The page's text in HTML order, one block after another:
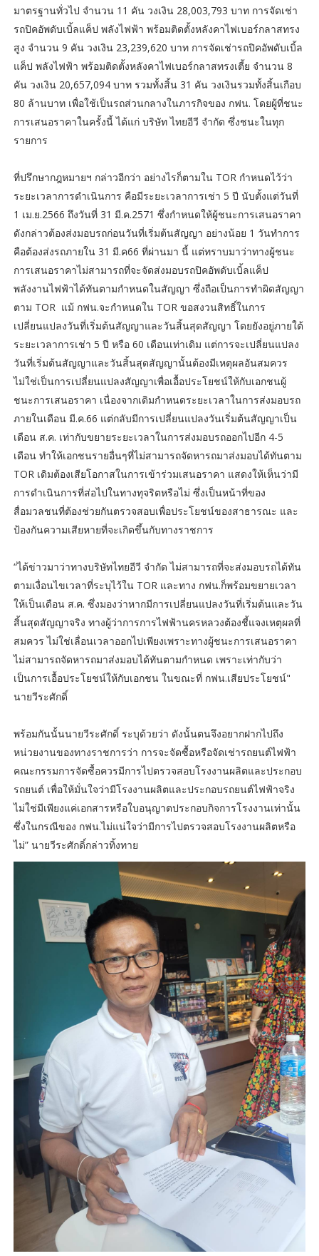
มาตรฐานทั่วไป จำนวน 11 คัน วงเงิน 28,003,793 บาท การจัดเช่า
รถปิคอัพดับเบิ้ลแค็ป พลังไฟฟ้า พร้อมติดตั้งหลังคาไฟเบอร์กลาสทรง
สูง จำนวน 9 คัน วงเงิน 23,239,620 บาท การจัดเช่ารถปิคอัพดับเบิ้ล
แค็ป พลังไฟฟ้า พร้อมติดตั้งหลังคาไฟเบอร์กลาสทรงเตี้ย จำนวน 8
คัน วงเงิน 20,657,094 บาท รวมทั้งสิ้น 31 คัน วงเงินรวมทั้งสิ้นเกือบ
80 ล้านบาท เพื่อใช้เป็นรถส่วนกลางในภารกิจของ กฟน. โดยผู้ที่ชนะ
การเสนอราคาในครั้งนี้ ได้แก่ บริษัท ไทยอีวี จำกัด ซึ่งชนะในทุก
รายการ
ที่ปรึกษากฎหมายฯ กล่าวอีกว่า อย่างไรก็ตามใน TOR กำหนดไว้ว่า
ระยะเวลาการดำเนินการ คือมีระยะเวลาการเช่า 5 ปี นับตั้งแต่วันที่
1 เม.ย.2566 ถึงวันที่ 31 มี.ค.2571 ซึ่งกำหนดให้ผู้ชนะการเสนอราคา
ดังกล่าวต้องส่งมอบรถก่อนวันที่เริ่มต้นสัญญา อย่างน้อย 1 วันทำการ
คือต้องส่งรถภายใน 31 มี.ค66 ที่ผ่านมา นี้ แต่ทราบมาว่าทางผู้ชนะ
การเสนอราคาไม่สามารถที่จะจัดส่งมอบรถปิคอัพดับเบิ้ลแค็ป
พลังงานไฟฟ้าได้ทันตามกำหนดในสัญญา ซึ่งถือเป็นการทำผิดสัญญา
ตาม TOR แม้ กฟน.จะกำหนดใน TOR ขอสงวนสิทธิ์ในการ
เปลี่ยนแปลงวันที่เริ่มต้นสัญญาและวันสิ้นสุดสัญญา โดยยังอยู่ภายใต้
ระยะเวลาการเช่า 5 ปี หรือ 60 เดือนเท่าเดิม แต่การจะเปลี่ยนแปลง
วันที่เริ่มต้นสัญญาและวันสิ้นสุดสัญญานั้นต้องมีเหตุผลอันสมควร
ไม่ใช่เป็นการเปลี่ยนแปลงสัญญาเพื่อเอื้อประโยชน์ให้กับเอกชนผู้
ชนะการเสนอราคา เนื่องจากเดิมกำหนดระยะเวลาในการส่งมอบรถ
ภายในเดือน มี.ค.66 แต่กลับมีการเปลี่ยนแปลงวันเริ่มต้นสัญญาเป็น
เดือน ส.ค. เท่ากับขยายระยะเวลาในการส่งมอบรถออกไปอีก 4-5
เดือน ทำให้เอกชนรายอื่นๆที่ไม่สามารถจัดหารถมาส่งมอบได้ทันตาม
TOR เดิมต้องเสียโอกาสในการเข้าร่วมเสนอราคา แสดงให้เห็นว่ามี
การดำเนินการที่ส่อไปในทางทุจริตหรือไม่ ซึ่งเป็นหน้าที่ของ
สื่อมวลชนที่ต้องช่วยกันตรวจสอบเพื่อประโยชน์ของสาธารณะ และ
ป้องกันความเสียหายที่จะเกิดขึ้นกับทางราชการ
“ได้ข่าวมาว่าทางบริษัทไทยอีวี จำกัด ไม่สามารถที่จะส่งมอบรถได้ทัน
ตามเงื่อนไขเวลาที่ระบุไว้ใน TOR และทาง กฟน.ก็พร้อมขยายเวลา
ให้เป็นเดือน ส.ค. ซึ่งมองว่าหากมีการเปลี่ยนแปลงวันที่เริ่มต้นและวัน
สิ้นสุดสัญญาจริง ทางผู้ว่าการการไฟฟ้านครหลวงต้องชี้แจงเหตุผลที่
สมควร ไม่ใช่เลื่อนเวลาออกไปเพียงเพราะทางผู้ชนะการเสนอราคา
ไม่สามารถจัดหารถมาส่งมอบได้ทันตามกำหนด เพราะเท่ากับว่า
เป็นการเอื้อประโยชน์ให้กับเอกชน ในขณะที่ กฟน.เสียประโยชน์"
นายวีระศักดิ์
พร้อมกันนั้นนายวีระศักดิ์ ระบุด้วยว่า ดังนั้นตนจึงอยากฝากไปถึง
หน่วยงานของทางราชการว่า การจะจัดซื้อหรือจัดเช่ารถยนต์ไฟฟ้า
คณะกรรมการจัดซื้อควรมีการไปตรวจสอบโรงงานผลิตและประกอบ
รถยนต์ เพื่อให้มั่นใจว่ามีโรงงานผลิตและประกอบรถยนต์ไฟฟ้าจริง
ไม่ใช่มีเพียงแค่เอกสารหรือใบอนุญาตประกอบกิจการโรงงานเท่านั้น
ซึ่งในกรณีของ กฟน.ไม่แน่ใจว่ามีการไปตรวจสอบโรงงานผลิตหรือ
ไม่” นายวีระศักดิ์กล่าวทิ้งทาย